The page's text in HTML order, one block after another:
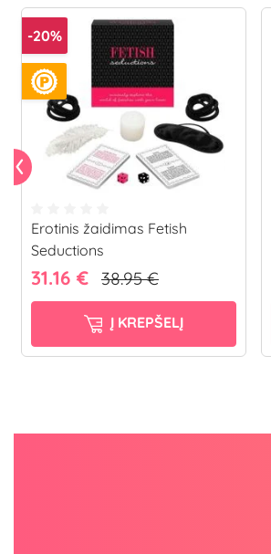
-20%
Erotinis žaidimas Fetish
Seductions
31.16 € 38.95 €
Į KREPŠELĮ